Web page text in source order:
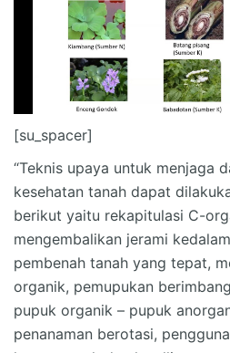
[su_spacer]
“Teknis upaya untuk menjaga
kesehatan tanah dapat
berikut yaitu rekapitulasi C-
mengembalikan jerami
pembenah tanah yang tepat,
organik, pemupukan
pupuk organik – pupuk
penanaman berotasi,